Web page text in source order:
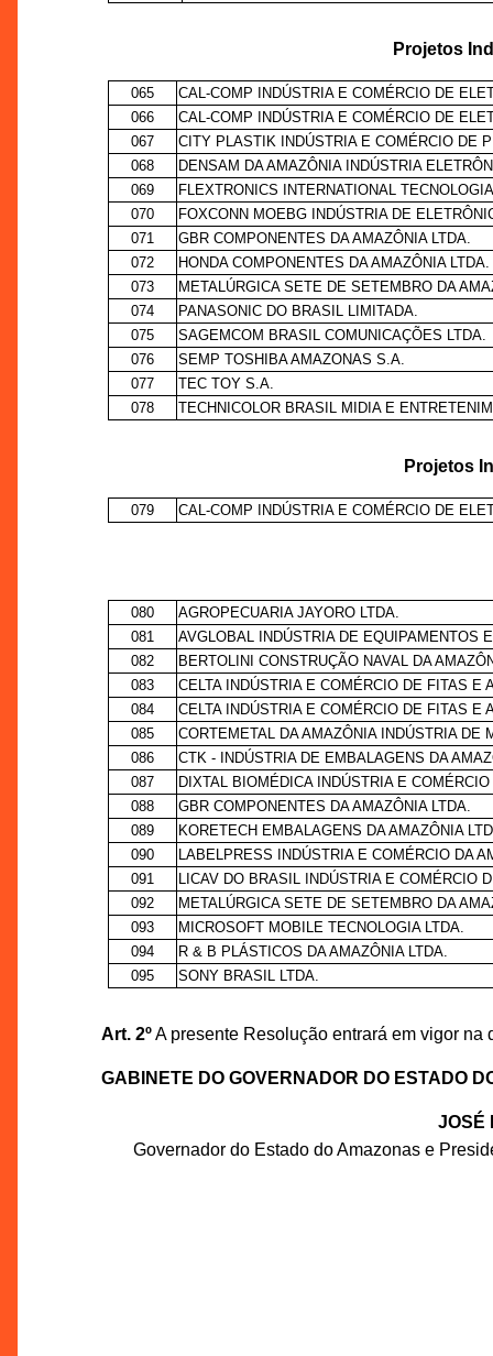
Projetos
065
CAL-COMP INDÚSTRIA E COMÉRCIO DE
066
CAL-COMP INDÚSTRIA E COMÉRCIO DE
067
CITY PLASTIK INDÚSTRIA E COMÉRCIO DE
068
DENSAM DA AMAZÔNIA INDÚSTRIA
069
FLEXTRONICS INTERNATIONAL
070
FOXCONN MOEBG INDÚSTRIA DE
071
GBR COMPONENTES DA AMAZÔNIA LTDA.
072
HONDA COMPONENTES DA AMAZÔNIA LTDA.
073
METALÚRGICA SETE DE SETEMBRO DA
074
PANASONIC DO BRASIL LIMITADA.
075
SAGEMCOM BRASIL COMUNICAÇÕES LTDA.
076
SEMP TOSHIBA AMAZONAS S.A.
077
TEC TOY S.A.
078
TECHNICOLOR BRASIL MIDIA E
Projetos
079 CAL-COMP INDÚSTRIA E COMÉRCIO DE
080
AGROPECUARIA JAYORO LTDA.
081
AVGLOBAL INDÚSTRIA DE EQUIPAMENTOS
082
BERTOLINI CONSTRUÇÃO NAVAL DA
083
CELTA INDÚSTRIA E COMÉRCIO DE FITAS E
084
CELTA INDÚSTRIA E COMÉRCIO DE FITAS E
085
CORTEMETAL DA AMAZÔNIA INDÚSTRIA DE
086
CTK - INDÚSTRIA DE EMBALAGENS DA
087
DIXTAL BIOMÉDICA INDÚSTRIA E
088
GBR COMPONENTES DA AMAZÔNIA LTDA.
089
KORETECH EMBALAGENS DA AMAZÔNIA
090
LABELPRESS INDÚSTRIA E COMÉRCIO DA
091
LICAV DO BRASIL INDÚSTRIA E COMÉRCIO
092
METALÚRGICA SETE DE SETEMBRO DA
093
MICROSOFT MOBILE TECNOLOGIA LTDA.
094
R & B PLÁSTICOS DA AMAZÔNIA LTDA.
095
SONY BRASIL LTDA.
Art. 2ºA presente Resolução entrará em vigor na
GABINETE DO GOVERNADOR DO ESTADO
JOSÉ
Governador do Estado do Amazonas e